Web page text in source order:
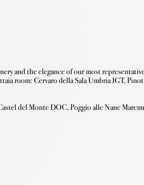
room: Cervaro della Sala Umbria IGT,
del Monte DOC, Poggio alle Nane